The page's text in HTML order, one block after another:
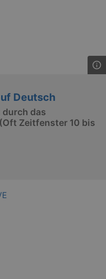
Deutsch
durch das
Zeitfenster 10 bis